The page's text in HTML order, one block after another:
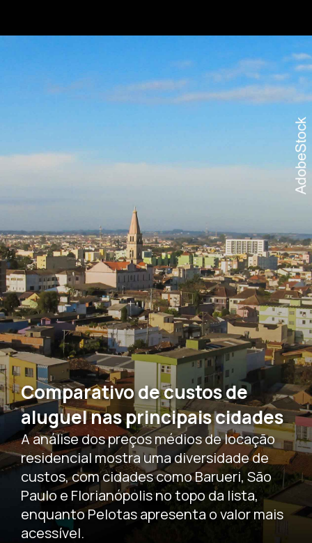
Comparativo de custos de
aluguel nas principais cidades
A análise dos preços médios de locação
residencial mostra uma diversidade de
custos, com cidades como Barueri, São
Paulo e Florianópolis no topo da lista,
enquanto Pelotas apresenta o valor mais
acessível.